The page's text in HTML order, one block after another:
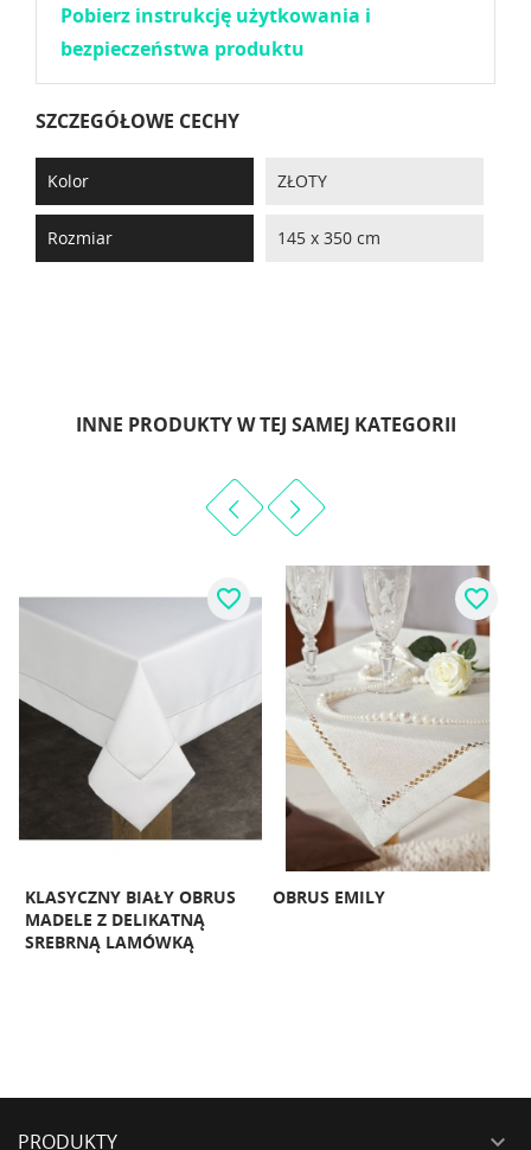
Pobierz instrukcję użytkowania i
bezpieczeństwa produktu
SZCZEGÓŁOWE CECHY
Kolor ZŁOTY
Rozmiar 145 x 350 cm
INNE PRODUKTY W TEJ SAMEJ KATEGORII
KLASYCZNY BIAŁY OBRUS
MADELE Z DELIKATNĄ
SREBRNĄ LAMÓWKĄ
favorite_border
OBRUS EMILY
favorite_border
PRODUKTY 